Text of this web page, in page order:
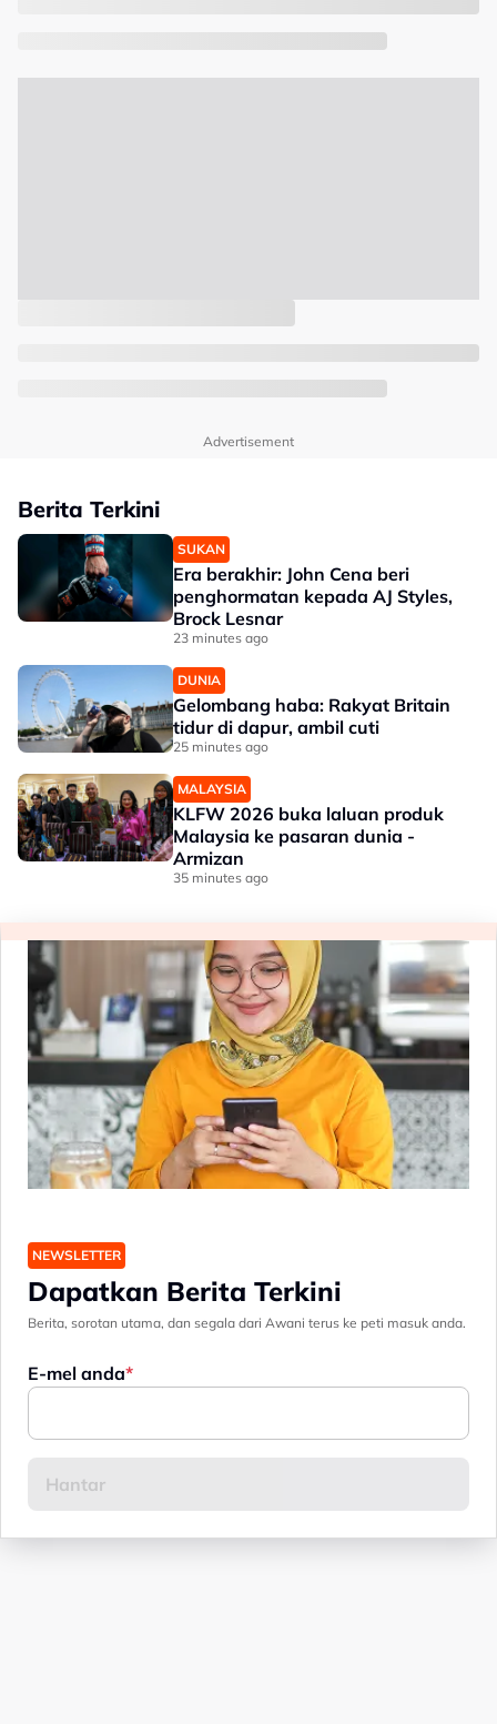
Advertisement
Berita Terkini
SUKAN
Era berakhir: John Cena beri
penghormatan kepada AJ Styles,
Brock Lesnar
23 minutes ago
DUNIA
Gelombang haba: Rakyat Britain
tidur di dapur, ambil cuti
25 minutes ago
MALAYSIA
KLFW 2026 buka laluan produk
Malaysia ke pasaran dunia -
Armizan
35 minutes ago
NEWSLETTER
Dapatkan Berita Terkini
Berita, sorotan utama, dan segala dari Awani terus ke peti masuk anda.
E-mel anda